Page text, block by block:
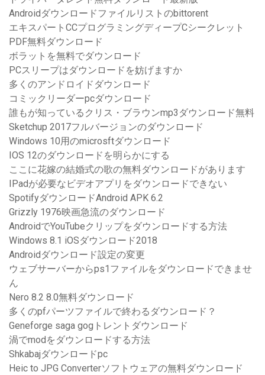
Androidダウンロードファイルリストのbittorent
エキスパートCCプログラミングディープCシークレット
PDF無料ダウンロード
ボラットを無料でダウンロード
PCスリープはダウンロードを妨げますか
多くのアンドロイドダウンロード
コミックリーダーpcダウンロード
誰もが知っているクリス・ブラウンmp3ダウンロード無料
Sketchup 2017フルバージョンのダウンロード
Windows 10用のmicrosftダウンロード
IOS 12のダウンロードを明らかにする
ここに花嫁の結婚式の歌の無料ダウンロードがあります
IPadが必要なビデオアプリをダウンロードできない
SpotifyダウンロードAndroid APK 6.2
Grizzly 1976映画急流のダウンロード
AndroidでYouTubeクリップをダウンロードする方法
Windows 8.1 iOSダウンロード2018
Androidダウンロード設定の変更
ウェブサーバーからps1ファイルをダウンロードできませ
ん
Nero 8.2 8.0無料ダウンロード
多くのpfパーツファイルで終わるダウンロード？
Geneforge saga gogトレントダウンロード
渦でmodをダウンロードする方法
Shkabajダウンロードpc
Heic to JPG Converterソフトウェアの無料ダウンロード